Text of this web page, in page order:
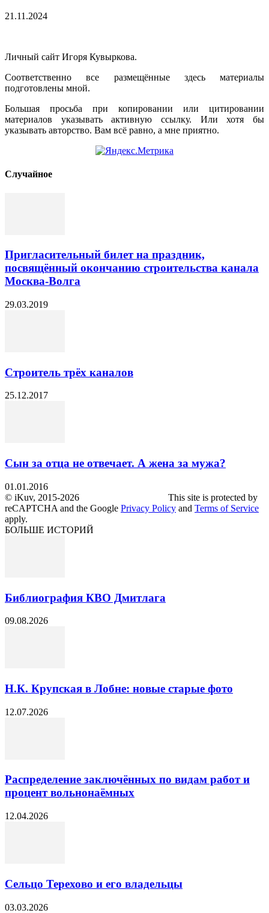
21.11.2024
Личный сайт Игоря Кувыркова.
Соответственно все размещённые здесь материалы
подготовлены мной.
Большая просьба при копировании или цитировании
материалов указывать активную ссылку. Или хотя бы
указывать авторство. Вам всё равно, а мне приятно.
Cлучайное
Пригласительный билет на праздник,
посвящённый окончанию строительства канала
Москва-Волга
29.03.2019
Строитель трёх каналов
25.12.2017
Сын за отца не отвечает. А жена за мужа?
01.01.2016
© iKuv, 2015-2026 This site is protected by
reCAPTCHA and the Google Privacy Policy and Terms of Service
apply.
БОЛЬШЕ ИСТОРИЙ
Библиография КВО Дмитлага
09.08.2026
Н.К. Крупская в Лобне: новые старые фото
12.07.2026
Распределение заключённых по видам работ и
процент вольнонаёмных
12.04.2026
Сельцо Терехово и его владельцы
03.03.2026